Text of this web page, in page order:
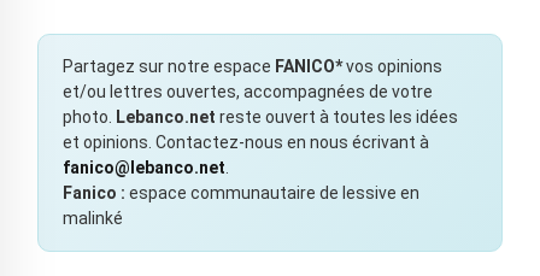
Partagez sur notre espace FANICO*vos opinions
et/ou lettres ouvertes, accompagnées de votre
photo.
Lebanco.net reste ouvert à toutes les idées
et opinions. Contactez-nous en nous écrivant à
fanico@lebanco.net
Fanico : espace communautaire de lessive en
malinké